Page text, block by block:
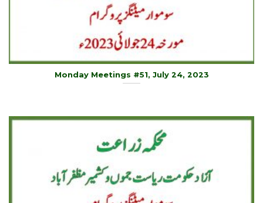
Monday Meetings #51, July 24, 2023